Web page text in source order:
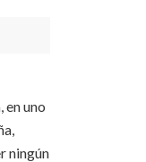
en uno
ningún